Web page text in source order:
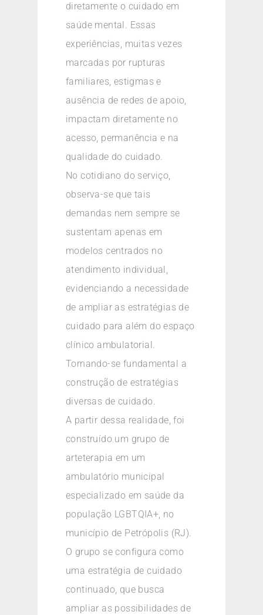
diretamente o cuidado em
saúde mental. Essas
experiências, muitas vezes
marcadas por rupturas
familiares, estigmas e
ausência de redes de apoio,
impactam diretamente no
acesso, permanência e na
qualidade do cuidado.
No cotidiano do serviço,
observa-se que tais
demandas nem sempre se
sustentam apenas em
modelos centrados no
atendimento individual,
evidenciando a necessidade
de ampliar as estratégias de
cuidado para além do espaço
clínico ambulatorial.
Tornando-se fundamental a
construção de estratégias
diversas de cuidado.
A partir dessa realidade, foi
construído um grupo de
arteterapia em um
ambulatório municipal
especializado em saúde da
população LGBTQIA+, no
município de Petrópolis (RJ).
O grupo se configura como
uma estratégia de cuidado
continuado, que busca
ampliar as possibilidades de